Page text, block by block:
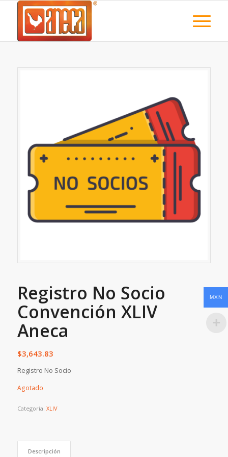
Registro No Socio
Convención XLIV
Aneca
$3,643.83
Registro No Socio
Agotado
Categoría: XLIV
Descripción
MXN